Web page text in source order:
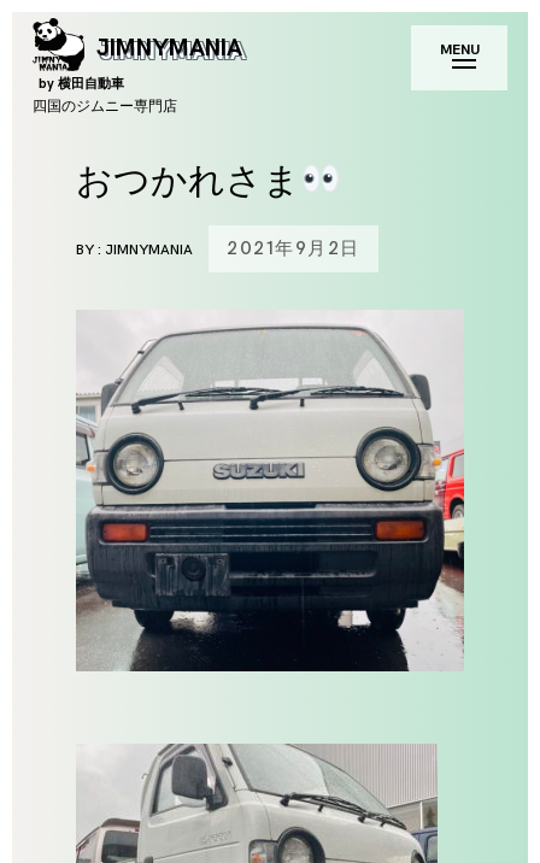
Skip
to
content
JIMNYMANIA
by 横田自動車
四国のジムニー専門店
toggle
open/close
sidebar
MENU
おつかれさま
BY : JIMNYMANIA 2021年9月2日